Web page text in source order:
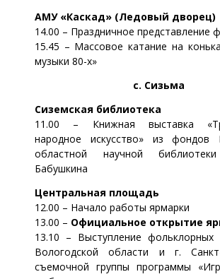
АМУ «Каскад» (Ледовый дворец)
14.00 – Праздничное представление
15.45 – Массовое катание на
музыки 80-х»
с. Сизьма
Сиземская библиотека
11.00 – Книжная выставка
народное искусство» из фондов
областной научной
Бабушкина
Центральная площадь
12.00 – Начало работы ярмарки
13.00 – Официальное открытие
13.10 – Выступление фольклорных
Вологодской области и г. Санкт-
съемочной группы программы